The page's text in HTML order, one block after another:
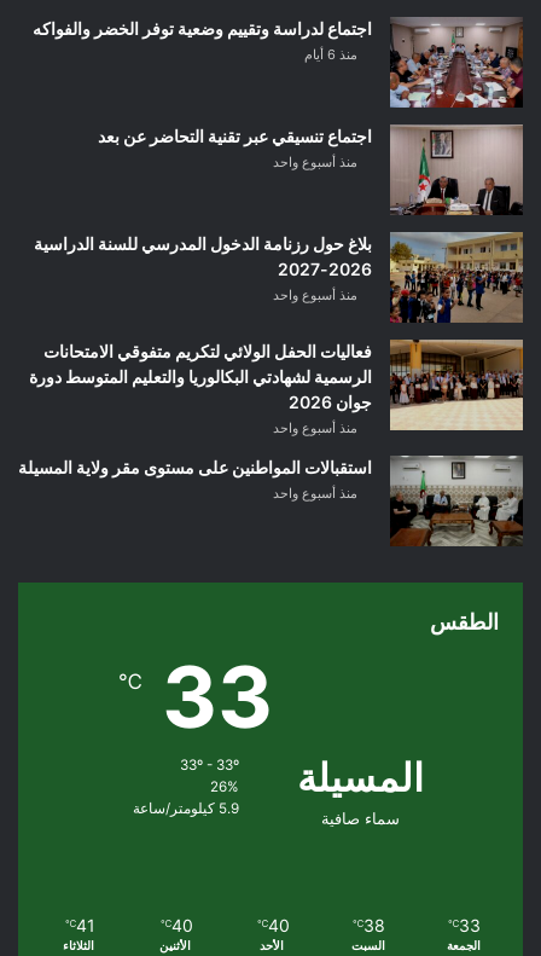
اجتماع لدراسة وتقييم وضعية توفر الخضر والفواكه
منذ 6 أيام
اجتماع تنسيقي عبر تقنية التحاضر عن بعد
منذ أسبوع واحد
بلاغ حول رزنامة الدخول المدرسي للسنة الدراسية
2026-2027
منذ أسبوع واحد
فعاليات الحفل الولائي لتكريم متفوقي الامتحانات
الرسمية لشهادتي البكالوريا والتعليم المتوسط دورة
جوان 2026
منذ أسبوع واحد
استقبالات المواطنين على مستوى مقر ولاية المسيلة
منذ أسبوع واحد
الطقس
المسيلة
سماء صافية
33
℃
33º - 33º
26%
5.9 كيلومتر/ساعة
33
℃
الجمعة
38
℃
السبت
40
℃
الأحد
40
℃
الأثنين
41
℃
الثلاثاء